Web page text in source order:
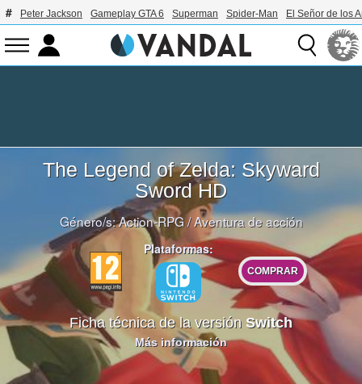
Peter Jackson Gameplay GTA 6 Superman Spider-Man El Señor de los
The Legend of Zelda: Skyward
Sword HD
Género/s:Action-RPG/Aventura de acción
Plataformas:
COMPRAR
Ficha técnica de la versión Switch
Más información